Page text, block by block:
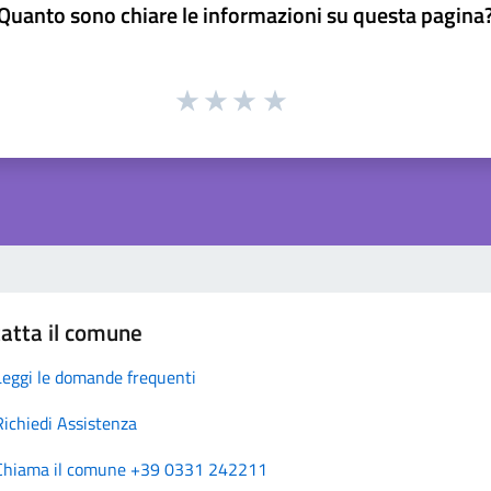
sono chiare le informazioni su questa
il comune
le domande frequenti
Assistenza
il comune +39 0331 242211